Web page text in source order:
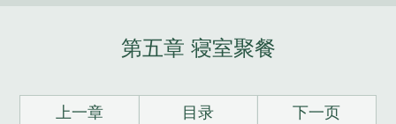
第五章 寝室聚餐
上一章 目录 下一页